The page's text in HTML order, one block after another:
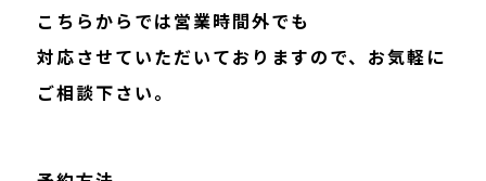
こちらからでは営業時間外でも
対応させていただいておりますので、お気軽に
ご相談下さい。